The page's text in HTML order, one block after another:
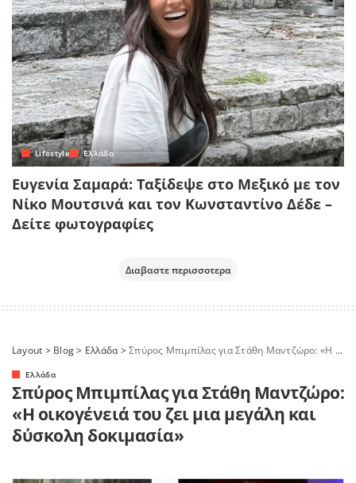
Lifestyle Ελλάδα
Ευγενία Σαμαρά: Ταξίδεψε στο Μεξικό με τον
Νίκο Μουτσινά και τον Κωνσταντίνο Δέδε –
Δείτε φωτογραφίες
Διαβαστε περισσοτερα
Layout > Blog> Ελλάδα>Σπύρος Μπιμπίλας για Στάθη Μαντζώρο: «Η οικογένειά του ζει μια μεγάλη και δύσκολη δοκιμασία»
Ελλάδα
Σπύρος Μπιμπίλας για Στάθη Μαντζώρο:
«Η οικογένειά του ζει μια μεγάλη και
δύσκολη δοκιμασία»